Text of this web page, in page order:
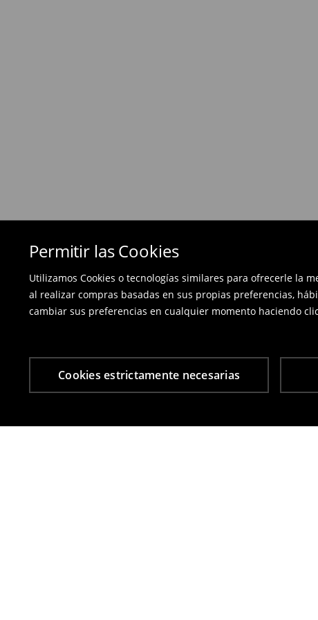
Permitir las Cookies
Utilizamos Cookies o tecnologías similares para ofrecerle la
al realizar compras basadas en sus propias preferencias,
cambiar sus preferencias en cualquier momento haciendo
Cookies estrictamente necesarias